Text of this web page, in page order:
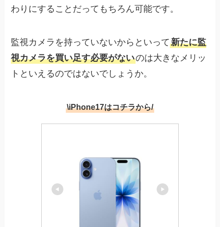
わりにすることだってもちろん可能です。
監視カメラを持っていないからといって新たに監
視カメラを買い足す必要がないのは大きなメリッ
トといえるのではないでしょうか。
\iPhone17はコチラから/